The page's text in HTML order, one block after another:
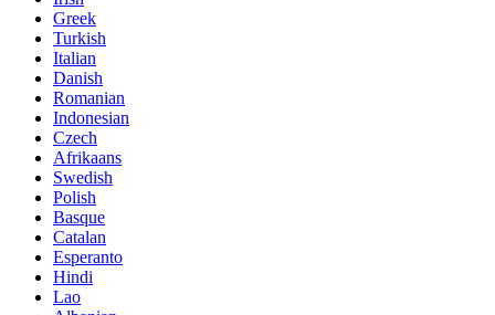
Greek
Turkish
Italian
Danish
Romanian
Indonesian
Czech
Afrikaans
Swedish
Polish
Basque
Catalan
Esperanto
Hindi
Lao